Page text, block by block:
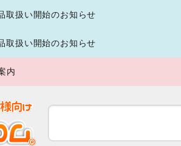
取扱い開始のお知らせ
取扱い開始のお知らせ
内